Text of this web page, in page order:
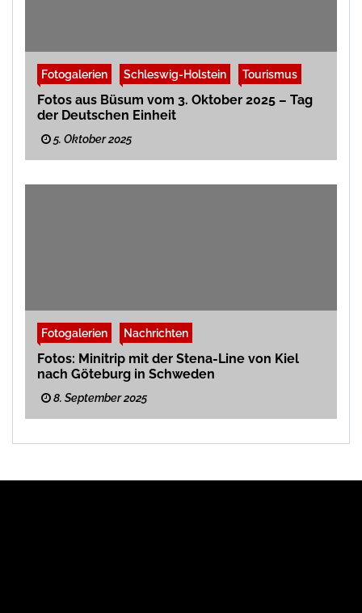
Fotogalerien Schleswig-Holstein Tourismus
Fotos aus Büsum vom 3. Oktober 2025 – Tag
der Deutschen Einheit
5. Oktober 2025
Fotogalerien Nachrichten
Fotos: Minitrip mit der Stena-Line von Kiel
nach Göteburg in Schweden
8. September 2025